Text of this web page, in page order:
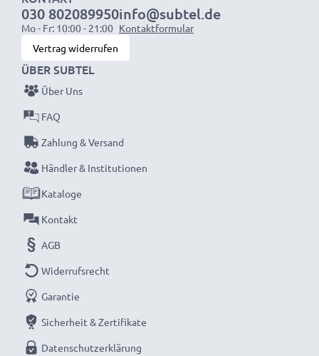
1x 3000mAh Akku:ca. 6 Stunden
HINWEIS:Für beste Leistung und lange Lebensdauer
bitte Akkus vor dem ersten Einsatz vollständig
aufladen.
Verpassen Sie nie wieder einen Moment mit dem
bestellen mit schneller Lieferung und 3 Jahren
Garantie!
030 802089950
Mo - Fr: 10:00 - 21:00
info@subtel.de
Kontaktformular
Vertrag widerrufen
ÜBER SUBTEL
Über Uns
FAQ
Zahlung & Versand
Händler & Institutionen
Kataloge
Kontakt
AGB
Widerrufsrecht
Garantie
Sicherheit & Zertifikate
Datenschutzerklärung